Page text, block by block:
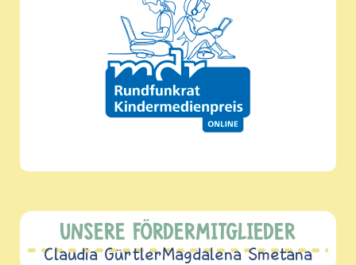
UNSERE FÖRDERMITGLIEDER
Claudia GürtlerMagdalena Smetana